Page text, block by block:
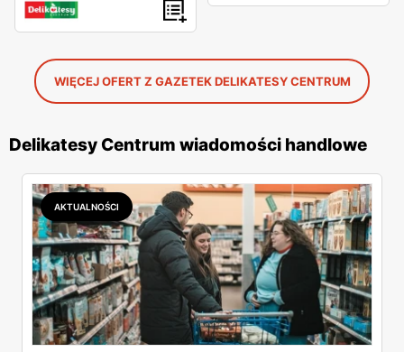
WIĘCEJ OFERT Z GAZETEK DELIKATESY CENTRUM
Delikatesy Centrum wiadomości handlowe
AKTUALNOŚCI